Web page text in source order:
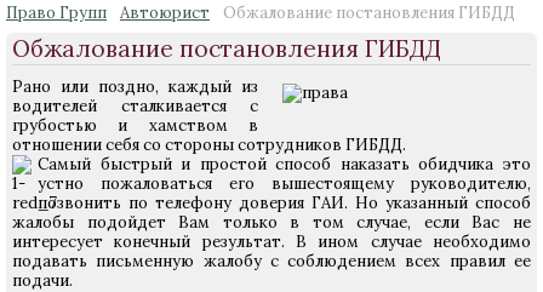
Право Групп Автоюрист Обжалование постановления ГИБДД
Обжалование постановления ГИБДД
Рано или поздно, каждый из
водителей сталкивается с
грубостью и хамством в
отношении себя со стороны сотрудников ГИБДД.
Самый быстрый и простой способ наказать обидчика это
устно пожаловаться его вышестоящему руководителю,
позвонить по телефону доверия ГАИ. Но указанный способ
жалобы подойдет Вам только в том случае, если Вас не
интересует конечный результат. В ином случае необходимо
подавать письменную жалобу с соблюдением всех правил ее
подачи.